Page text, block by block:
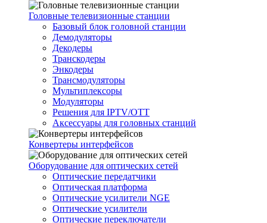
Головные телевизионные станции
Базовый блок головной станции
Демодуляторы
Декодеры
Транскодеры
Энкодеры
Трансмодуляторы
Мультиплексоры
Модуляторы
Решения для IPTV/OTT
Аксессуары для головных станций
Конвертеры интерфейсов
Оборудование для оптических сетей
Оптические передатчики
Оптическая платформа
Оптические усилители NGE
Оптические усилители
Оптические переключатели